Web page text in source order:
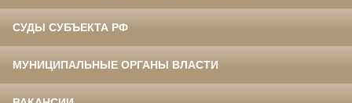
СУДЫ СУБЪЕКТА РФ
МУНИЦИПАЛЬНЫЕ ОРГАНЫ ВЛАСТИ